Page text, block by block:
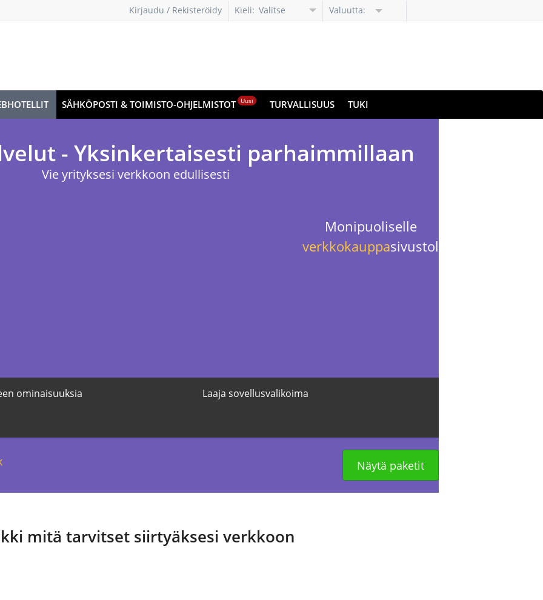
Kirjaudu / Rekisteröidy Kieli: Valitse
Valuutta:
SÄHKÖPOSTI & TOIMISTO-OHJELMISTOT Uusi TURVALLISUUS TUKI
- Yksinkertaisesti parhaimmillaan
Vie yrityksesi verkkoon edullisesti
Monipuoliselle
verkkokauppasivustolle
ominaisuuksia Laaja sovellusvalikoima
Näytä paketit
mitä tarvitset siirtyäksesi verkkoon